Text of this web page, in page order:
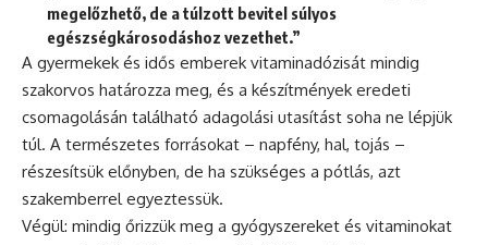
megelőzhető, de a túlzott bevitel súlyos
egészségkárosodáshoz vezethet.”
A gyermekek és idős emberek vitaminadózisát mindig
szakorvos határozza meg, és a készítmények eredeti
csomagolásán található adagolási utasítást soha ne lépjük
túl. A természetes forrásokat – napfény, hal, tojás –
részesítsük előnyben, de ha szükséges a pótlás, azt
szakemberrel egyeztessük.
Végül: mindig őrizzük meg a gyógyszereket és vitaminokat